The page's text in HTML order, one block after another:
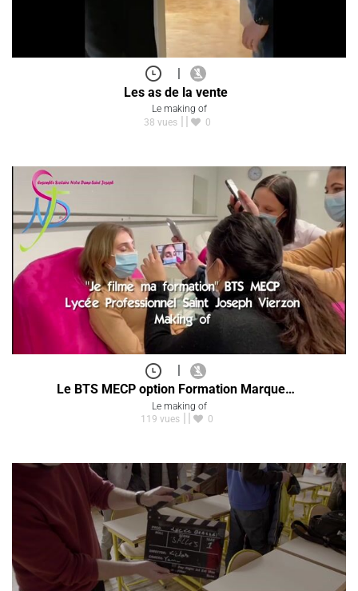
|
Les as de la vente
Le making of
38 vues
0
|
Le BTS MECP option Formation Marque…
Le making of
119 vues
0